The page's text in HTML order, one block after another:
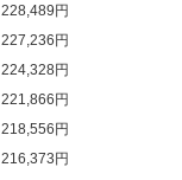
228,489円
227,236円
224,328円
221,866円
218,556円
216,373円